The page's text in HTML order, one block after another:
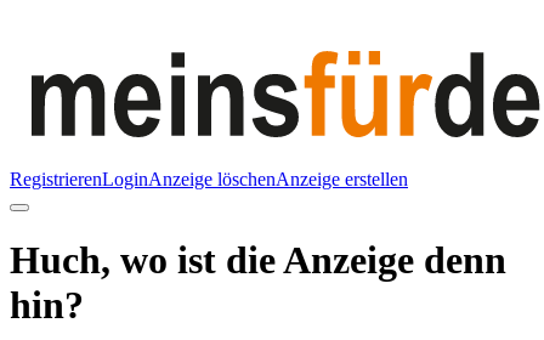
RegistrierenLoginAnzeige löschenAnzeige erstellen
Huch, wo ist die Anzeige denn
hin?